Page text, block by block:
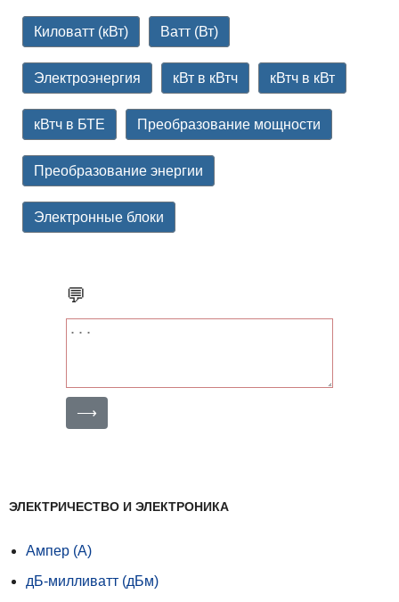
Киловатт (кВт) Ватт (Вт)
Электроэнергия кВт в кВтч кВтч в кВт
кВтч в БТЕ Преобразование мощности
Преобразование энергии
Электронные блоки
💬
⟶
ЭЛЕКТРИЧЕСТВО И ЭЛЕКТРОНИКА
Ампер (А)
дБ-милливатт (дБм)